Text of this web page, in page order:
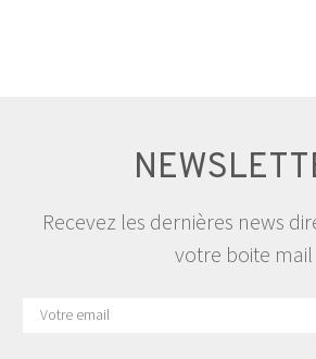
Recevez les dernières news
votre boite mail